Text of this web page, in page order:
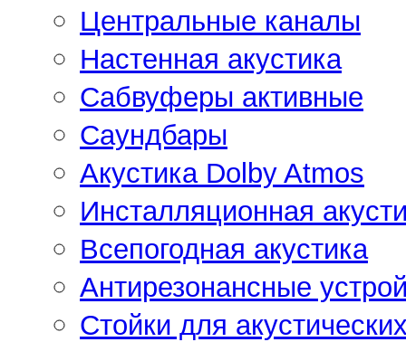
Центральные каналы
Настенная акустика
Сабвуферы активные
Саундбары
Акустика Dolby Atmos
Инсталляционная
Всепогодная акустика
Антирезонансные
Стойки для